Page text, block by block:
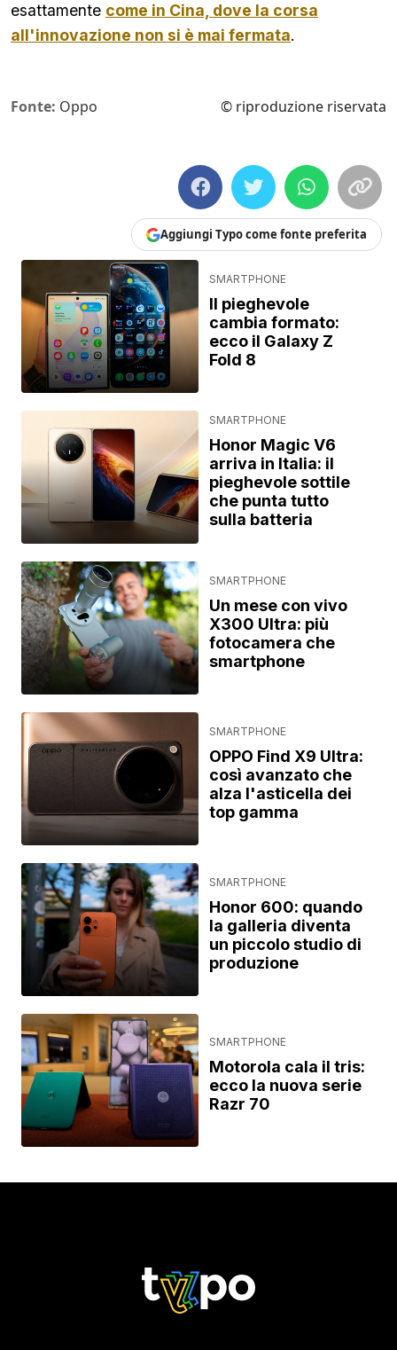
esattamente come in Cina, dove la corsa
all'innovazione non si è mai fermata.
Fonte: Oppo © riproduzione riservata
Aggiungi Typo come fonte preferita
SMARTPHONE
Il pieghevole
cambia formato:
ecco il Galaxy Z
Fold 8
SMARTPHONE
Honor Magic V6
arriva in Italia: il
pieghevole sottile
che punta tutto
sulla batteria
SMARTPHONE
Un mese con vivo
X300 Ultra: più
fotocamera che
smartphone
SMARTPHONE
OPPO Find X9 Ultra:
così avanzato che
alza l'asticella dei
top gamma
SMARTPHONE
Honor 600: quando
la galleria diventa
un piccolo studio di
produzione
SMARTPHONE
Motorola cala il tris:
ecco la nuova serie
Razr 70